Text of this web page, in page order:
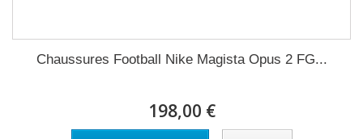
Chaussures Football Nike Magista Opus 2 FG...
198,00 €